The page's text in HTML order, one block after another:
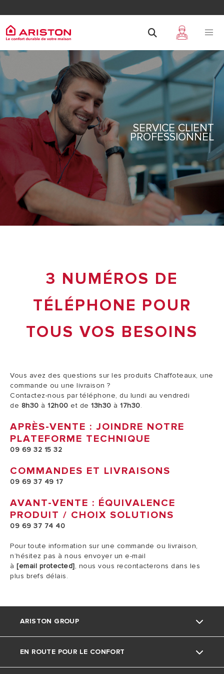
SERVICE CLIENT
PROFESSIONNEL
3 NUMÉROS DE
TÉLÉPHONE POUR
TOUS VOS BESOINS
Vous avez des questions sur les produits Chaffoteaux, une
commande ou une livraison ?
Contactez-nous par téléphone, du lundi au vendredi
de 8h30 à 12h00 et de 13h30 à 17h30.
APRÈS-VENTE : JOINDRE NOTRE
PLATEFORME TECHNIQUE
09 69 32 15 32
COMMANDES ET LIVRAISONS
09 69 37 49 17
AVANT-VENTE : ÉQUIVALENCE
PRODUIT / CHOIX SOLUTIONS
09 69 37 74 40
Pour toute information sur une commande ou livraison,
n’hésitez pas à nous envoyer un e-mail
à [email protected], nous vous recontacterons dans les
plus brefs délais.
ARISTON GROUP
La marque Ariston
EN ROUTE POUR LE CONFORT